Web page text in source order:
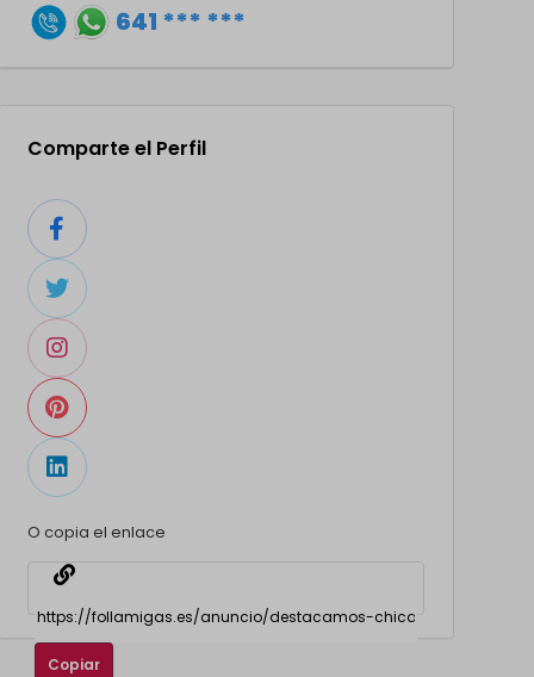
641 *** ***
Comparte el Perfil
O copia el enlace
Copiar